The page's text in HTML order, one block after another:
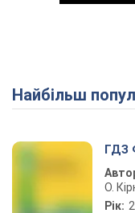
Найбільш
ГДЗ
О.
Рік: